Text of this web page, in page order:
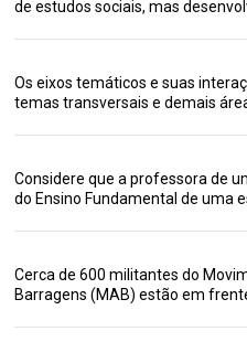
de estudos sociais, mas
Os eixos temáticos e suas
temas transversais e demais
Considere que a professora de
do Ensino Fundamental de uma
Cerca de 600 militantes do
Barragens (MAB) estão em